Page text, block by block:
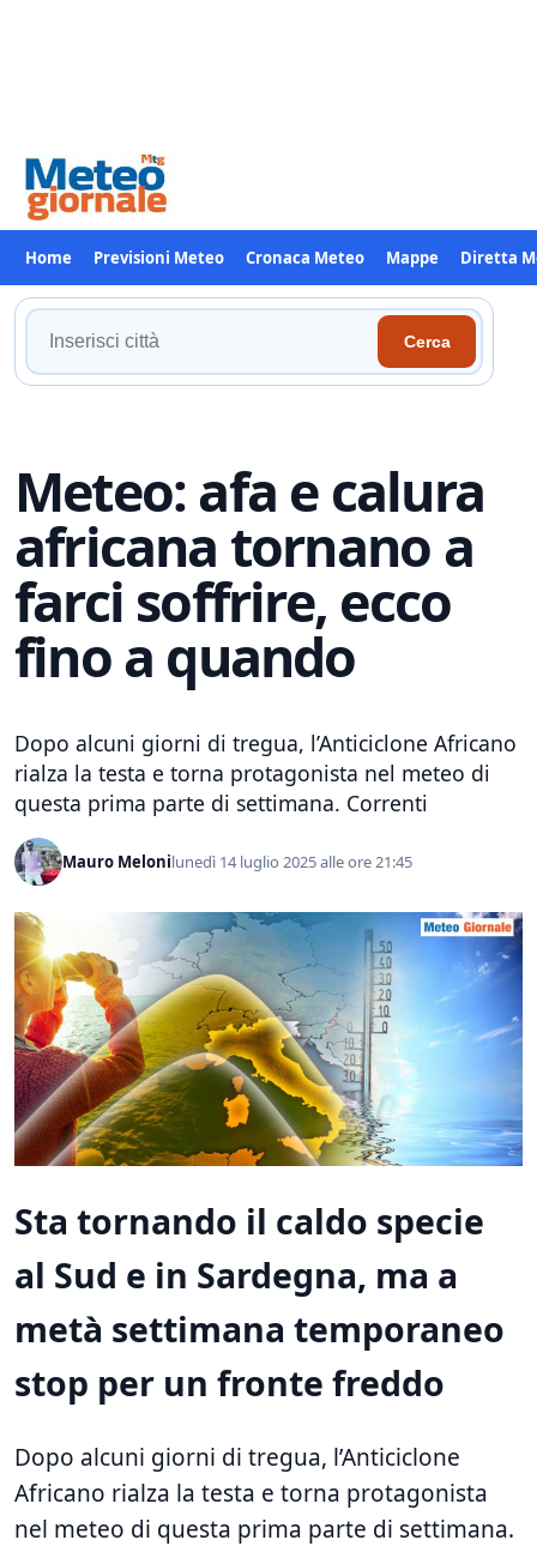
Home Previsioni Meteo Cronaca Meteo Mappe Diretta
Cerca
tua
Cerca
Meteo: afa e calura
africana tornano a
farci soffrire, ecco
fino a quando
Dopo alcuni giorni di tregua, l’Anticiclone Africano
rialza la testa e torna protagonista nel meteo di
questa prima parte di settimana. Correnti
Mauro Melonilunedì 14 luglio 2025 alle ore 21:45
Sta tornando il caldo specie
al Sud e in Sardegna, ma a
metà settimana temporaneo
stop per un fronte freddo
Dopo alcuni giorni di tregua, l’Anticiclone
Africano rialza la testa e torna protagonista
nel meteo di questa prima parte di settimana.